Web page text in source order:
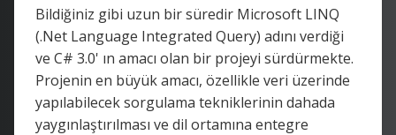
Bildiğiniz gibi uzun bir süredir Microsoft LINQ
(.Net Language Integrated Query) adını verdiği
ve C# 3.0' ın amacı olan bir projeyi sürdürmekte.
Projenin en büyük amacı, özellikle veri üzerinde
yapılabilecek sorgulama tekniklerinin dahada
yaygınlaştırılması ve dil ortamına entegre